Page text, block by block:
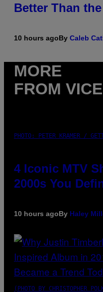
Better Than
10 hours agoBy Caleb
MORE
FROM VICE
PHOTO: PETER KRAMER /
4 Iconic MTV
2000s You
10 hours agoBy Haley
(PHOTO BY CHRISTOPHER